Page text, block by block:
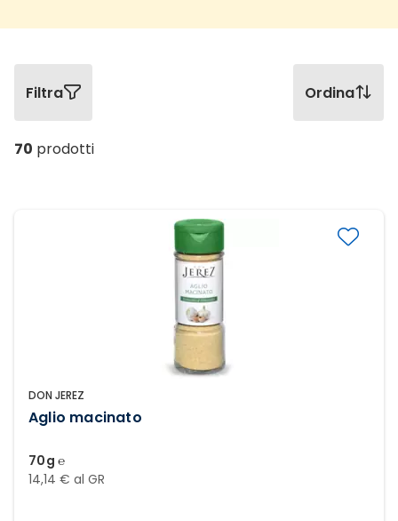
Filtra Ordina
70 prodotti
DON JEREZ
Aglio macinato
70g ℮
14,14 € al GR